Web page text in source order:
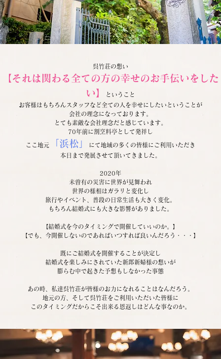
呉竹荘の想い
【それは関わる全ての方の幸せのお手伝いをした
い】
ということ
お客様はもちろんスタッフなど全ての人を幸せにしたいということが
会社の理念になっております。
とても素敵な会社理念だと感じています。
70年前に割烹料亭として発祥し
ここ地元 「浜松」
にて地域の多くの皆様にご利用いただき
本日まで発展させて頂いてきました。
2020年
未曽有の災害に世界が見舞われ
世界の様相はガラリと変化し
旅行やイベント、普段の日常生活も大きく変化。
もちろん結婚式にも大きな影響がありました。
【結婚式を今のタイミングで開催していいのか。】
【でも、今開催しないのであればいつすれば良いんだろう・・・】
既にご結婚式を開催することが決定し
結婚式を楽しみにされていた新郎新婦様の想いが
膨らむ中で起きた予想もしなかった事態
あの時、私達呉竹荘が皆様のお力になれることはなんだろう。
地元の方、そして呉竹荘をご利用いただいた皆様に
このタイミングだからこそ出来る恩返しはどんな事なのか。